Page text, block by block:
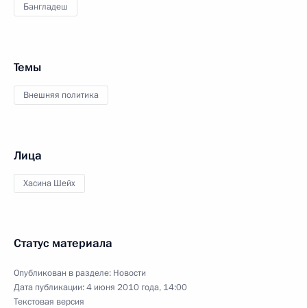
Бангладеш
Темы
Внешняя политика
Лица
Хасина Шейх
Статус материала
Опубликован в разделе: Новости
Дата публикации:4 июня 2010 года, 14:00
Текстовая версия